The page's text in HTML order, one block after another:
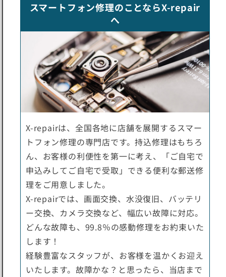
スマートフォン修理のことならX-repair
へ
X-repairは、全国各地に店舗を展開するスマー
トフォン修理の専門店です。持込修理はもちろ
ん、お客様の利便性を第一に考え、「ご自宅で
申込みしてご自宅で受取」できる便利な郵送修
理をご用意しました。
X-repairでは、画面交換、水没復旧、バッテリ
ー交換、カメラ交換など、幅広い故障に対応。
どんな故障も、99.8％の感動修理をお約束いた
します！
経験豊富なスタッフが、お客様を温かくお迎え
いたします。故障かな？と思ったら、当店まで